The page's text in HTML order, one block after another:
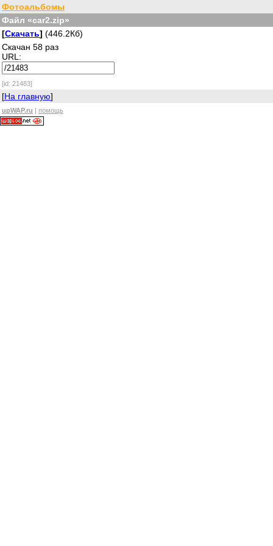
Фотоальбомы
Файл «car2.zip»
[Скачать] (446.2Кб)
Скачан 58 раз
URL:
[id: 21483]
[На главную]
upWAP.ru | помощь